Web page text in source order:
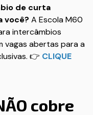
de curta
você? A Escola M60
intercâmbios
vagas abertas para a
👉 CLIQUE
cobre